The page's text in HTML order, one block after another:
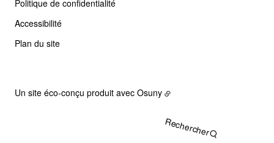
Politique de confidentialité
Accessibilité
Plan du site
Rechercher
Un site éco-conçu produit avec Osuny